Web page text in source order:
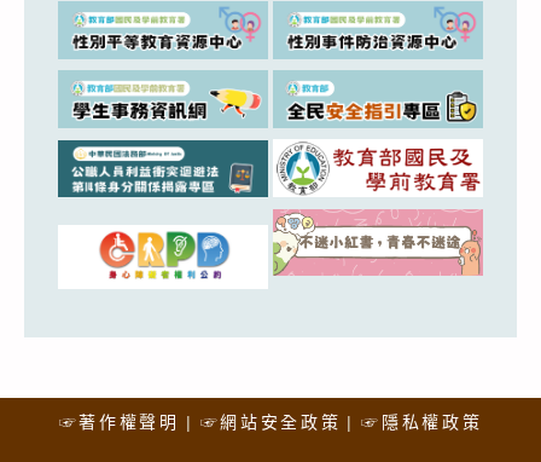
☞著作權聲明 ☞網站安全政策 ☞隱私權政策